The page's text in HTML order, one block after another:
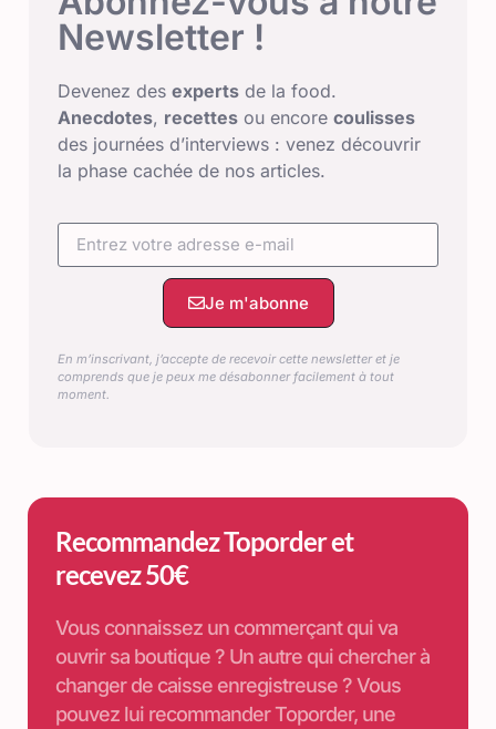
Newsletter !
Devenez des experts de la food.
Anecdotes, recettes ou encore coulisses
des journées d’interviews : venez découvrir
la phase cachée de nos articles.
Je m'abonne
En m’inscrivant, j’accepte de recevoir cette newsletter et je
comprends que je peux me désabonner facilement à tout
moment.
Recommandez Toporder et
recevez 50€
Vous connaissez un commerçant qui va
ouvrir sa boutique ? Un autre qui chercher à
changer de caisse enregistreuse ? Vous
pouvez lui recommander Toporder, une